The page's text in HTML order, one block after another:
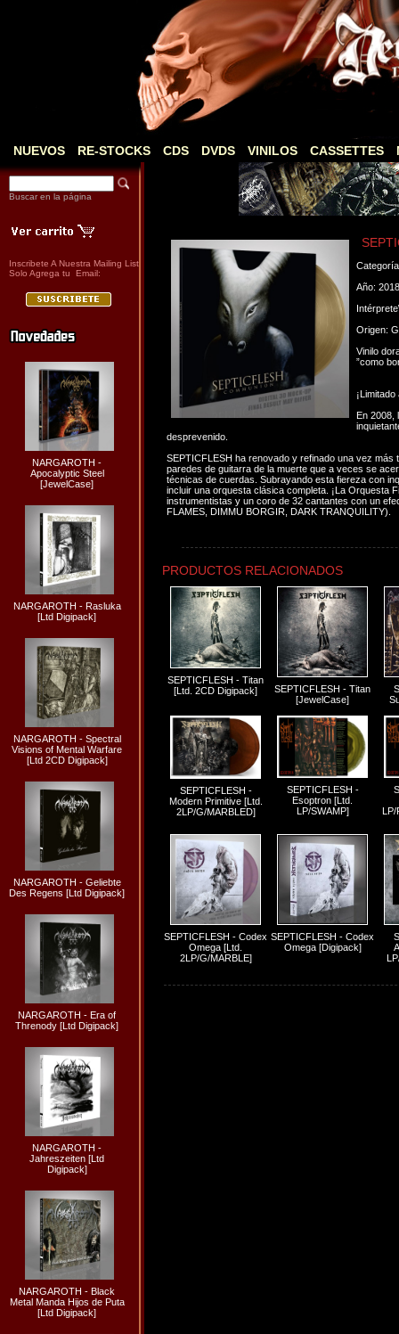
NUEVOS RE-STOCKS CDS DVDS VINILOS CASSETTES
Buscar en la página
Inscribete A Nuestra Mailing List
Solo Agrega tu Email:
NARGAROTH -
Apocalyptic Steel
[JewelCase]
NARGAROTH - Rasluka
[Ltd Digipack]
NARGAROTH - Spectral
Visions of Mental Warfare
[Ltd 2CD Digipack]
NARGAROTH - Geliebte
Des Regens [Ltd Digipack]
NARGAROTH - Era of
Threnody [Ltd Digipack]
NARGAROTH -
Jahreszeiten [Ltd
Digipack]
NARGAROTH - Black
Metal Manda Hijos de Puta
[Ltd Digipack]
Año: 2018
Origen:
Vinilo
”como
En 2008,
desprevenido.
SEPTICFLESH ha renovado y refinado una vez
paredes de guitarra de la muerte que a veces se
técnicas de cuerdas. Subrayando esta fiereza con
incluir una orquesta clásica completa. ¡La Orquesta
instrumentistas y un coro de 32 cantantes con un
FLAMES, DIMMU BORGIR, DARK TRANQUILITY).
PRODUCTOS RELACIONADOS
SEPTICFLESH - Titan
[Ltd. 2CD Digipack]
SEPTICFLESH - Titan
[JewelCase]
SEPTICFLESH -
Modern Primitive [Ltd.
2LP/G/MARBLED]
SEPTICFLESH -
Esoptron [Ltd.
LP/SWAMP]
LP/
SEPTICFLESH - Codex
Omega [Ltd.
2LP/G/MARBLE]
SEPTICFLESH - Codex
Omega [Digipack]